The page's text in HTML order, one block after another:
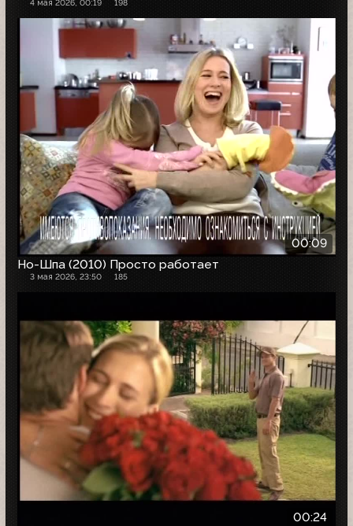
4 мая 2026, 00:19 198
00:09
Но-Шпа (2010) Просто работает
3 мая 2026, 23:50 185
00:24